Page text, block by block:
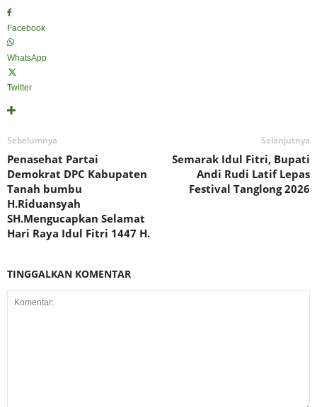
Facebook
WhatsApp
Twitter
Sebelumnya
Penasehat Partai
Demokrat DPC Kabupaten
Tanah bumbu
H.Riduansyah
SH.Mengucapkan Selamat
Hari Raya Idul Fitri 1447 H.
Selanjutnya
Semarak Idul Fitri, Bupati
Andi Rudi Latif Lepas
Festival Tanglong 2026
TINGGALKAN KOMENTAR